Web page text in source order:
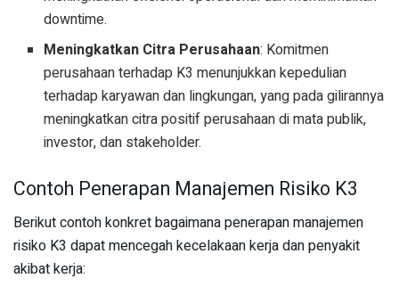
downtime.
Meningkatkan Citra Perusahaan: Komitmen
perusahaan terhadap K3 menunjukkan kepedulian
terhadap karyawan dan lingkungan, yang pada gilirannya
meningkatkan citra positif perusahaan di mata publik,
investor, dan stakeholder.
Contoh Penerapan Manajemen Risiko K3
Berikut contoh konkret bagaimana penerapan manajemen
risiko K3 dapat mencegah kecelakaan kerja dan penyakit
akibat kerja: